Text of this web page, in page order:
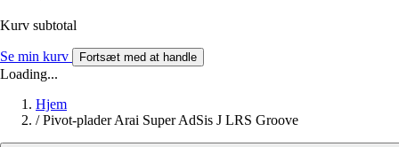
Kurv subtotal
Se min kurv Fortsæt med at handle
Loading...
Hjem
/ Pivot-plader Arai Super AdSis J LRS Groove